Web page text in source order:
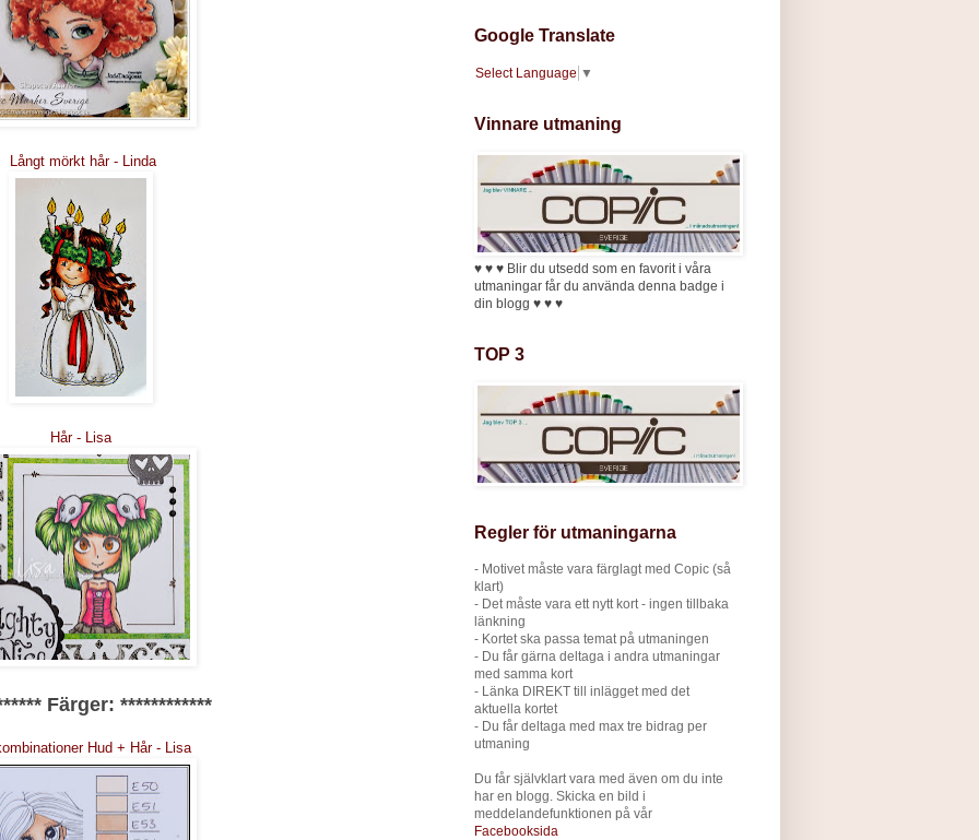
Långt mörkt hår - Linda
Hår - Lisa
Färger: ************
Hud + Hår - Lisa
Google Translate
Select Language ▼
Vinnare utmaning
♥ ♥ ♥ Blir du utsedd som en favorit i våra
utmaningar får du använda denna badge i
din blogg ♥ ♥ ♥
TOP 3
Regler för utmaningarna
- Motivet måste vara färglagt med Copic (så
klart)
- Det måste vara ett nytt kort - ingen tillbaka
länkning
- Kortet ska passa temat på utmaningen
- Du får gärna deltaga i andra utmaningar
med samma kort
- Länka DIREKT till inlägget med det
aktuella kortet
- Du får deltaga med max tre bidrag per
utmaning
Du får självklart vara med även om du inte
har en blogg. Skicka en bild i
meddelandefunktionen på vår
Facebooksida